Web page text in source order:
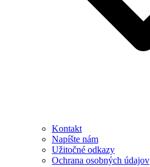
Kontakt
Napíšte nám
Užitočné odkazy
Ochrana osobných údajov